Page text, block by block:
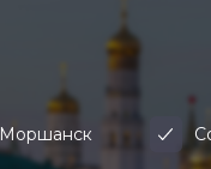
Моршанск